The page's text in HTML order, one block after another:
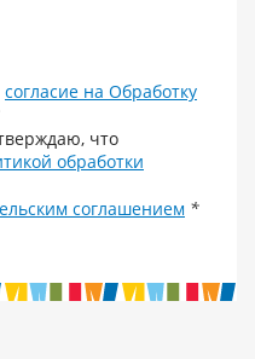
согласие на Обработку
что
обработки
соглашением *